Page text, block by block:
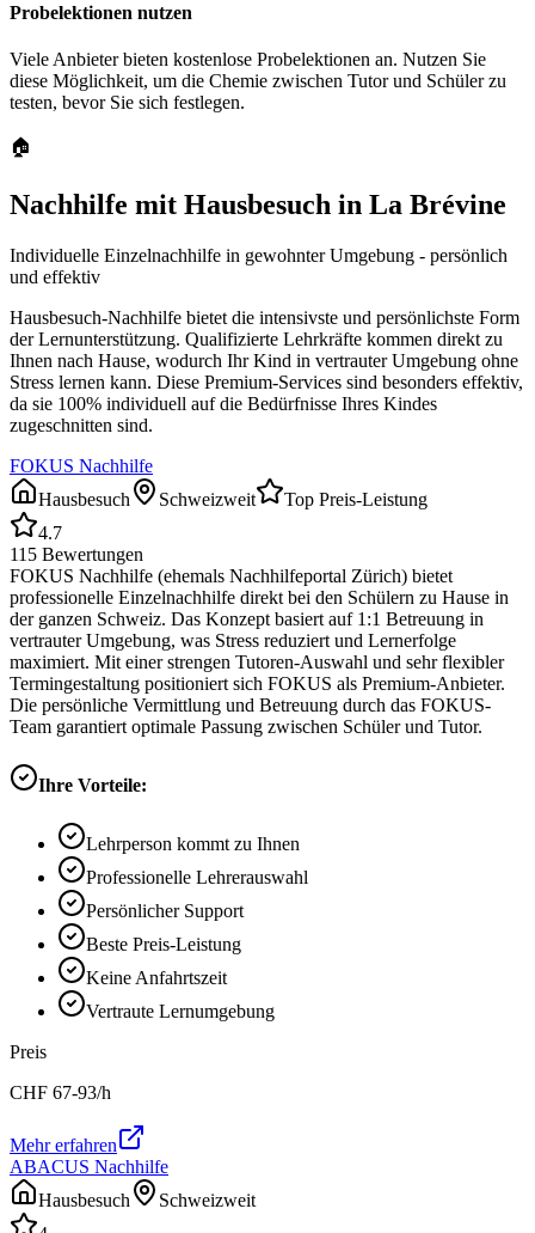
Probelektionen nutzen
Viele Anbieter bieten kostenlose Probelektionen an. Nutzen Sie
diese Möglichkeit, um die Chemie zwischen Tutor und Schüler zu
testen, bevor Sie sich festlegen.
🏠
Nachhilfe mit Hausbesuch in La Brévine
Individuelle Einzelnachhilfe in gewohnter Umgebung - persönlich
und effektiv
Hausbesuch-Nachhilfe bietet die intensivste und persönlichste Form
der Lernunterstützung. Qualifizierte Lehrkräfte kommen direkt zu
Ihnen nach Hause, wodurch Ihr Kind in vertrauter Umgebung ohne
Stress lernen kann. Diese Premium-Services sind besonders effektiv,
da sie 100% individuell auf die Bedürfnisse Ihres Kindes
zugeschnitten sind.
FOKUS Nachhilfe
Hausbesuch
Schweizweit
Top Preis-Leistung
4.7
115 Bewertungen
FOKUS Nachhilfe (ehemals Nachhilfeportal Zürich) bietet
professionelle Einzelnachhilfe direkt bei den Schülern zu Hause in
der ganzen Schweiz. Das Konzept basiert auf 1:1 Betreuung in
vertrauter Umgebung, was Stress reduziert und Lernerfolge
maximiert. Mit einer strengen Tutoren-Auswahl und sehr flexibler
Termingestaltung positioniert sich FOKUS als Premium-Anbieter.
Die persönliche Vermittlung und Betreuung durch das FOKUS-
Team garantiert optimale Passung zwischen Schüler und Tutor.
Ihre Vorteile:
Lehrperson kommt zu Ihnen
Professionelle Lehrerauswahl
Persönlicher Support
Beste Preis-Leistung
Keine Anfahrtszeit
Vertraute Lernumgebung
Preis
CHF 67-93/h
Mehr erfahren
ABACUS Nachhilfe
Hausbesuch
Schweizweit